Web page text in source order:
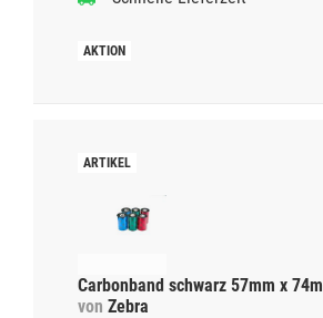
Carbonband schwarz 57mm x 74m
von Zebra